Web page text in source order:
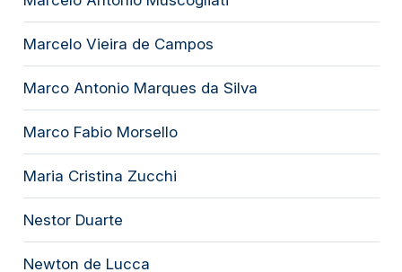
Marcelo Vieira de Campos
Marco Antonio Marques da Silva
Marco Fabio Morsello
Maria Cristina Zucchi
Nestor Duarte
Newton de Lucca